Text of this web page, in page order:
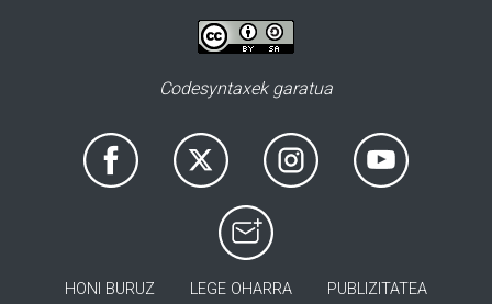
Codesyntaxek garatua
HONI BURUZ LEGE OHARRA PUBLIZITATEA